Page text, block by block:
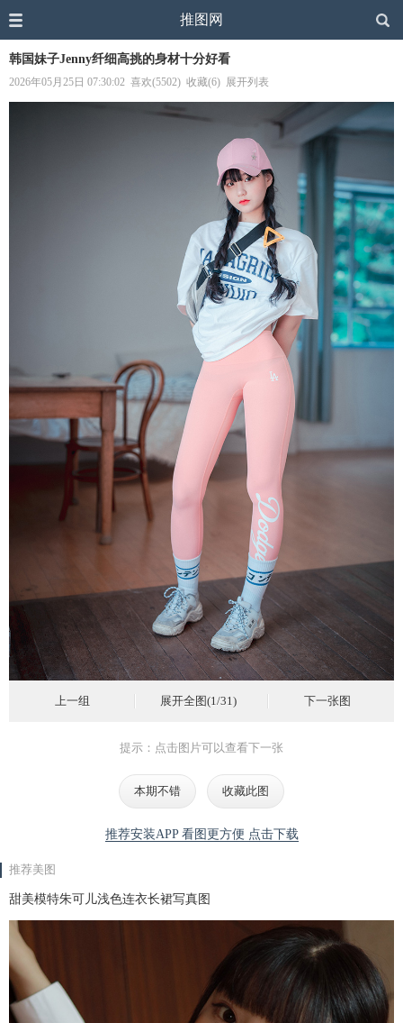
推图网
韩国妹子Jenny纤细高挑的身材十分好看
2026年05月25日 07:30:02 喜欢(5502) 收藏(6) 展开列表
上一组 展开全图(1/31) 下一张图
提示：点击图片可以查看下一张
本期不错 收藏此图
推荐安装APP 看图更方便 点击下载
推荐美图
甜美模特朱可儿浅色连衣长裙写真图